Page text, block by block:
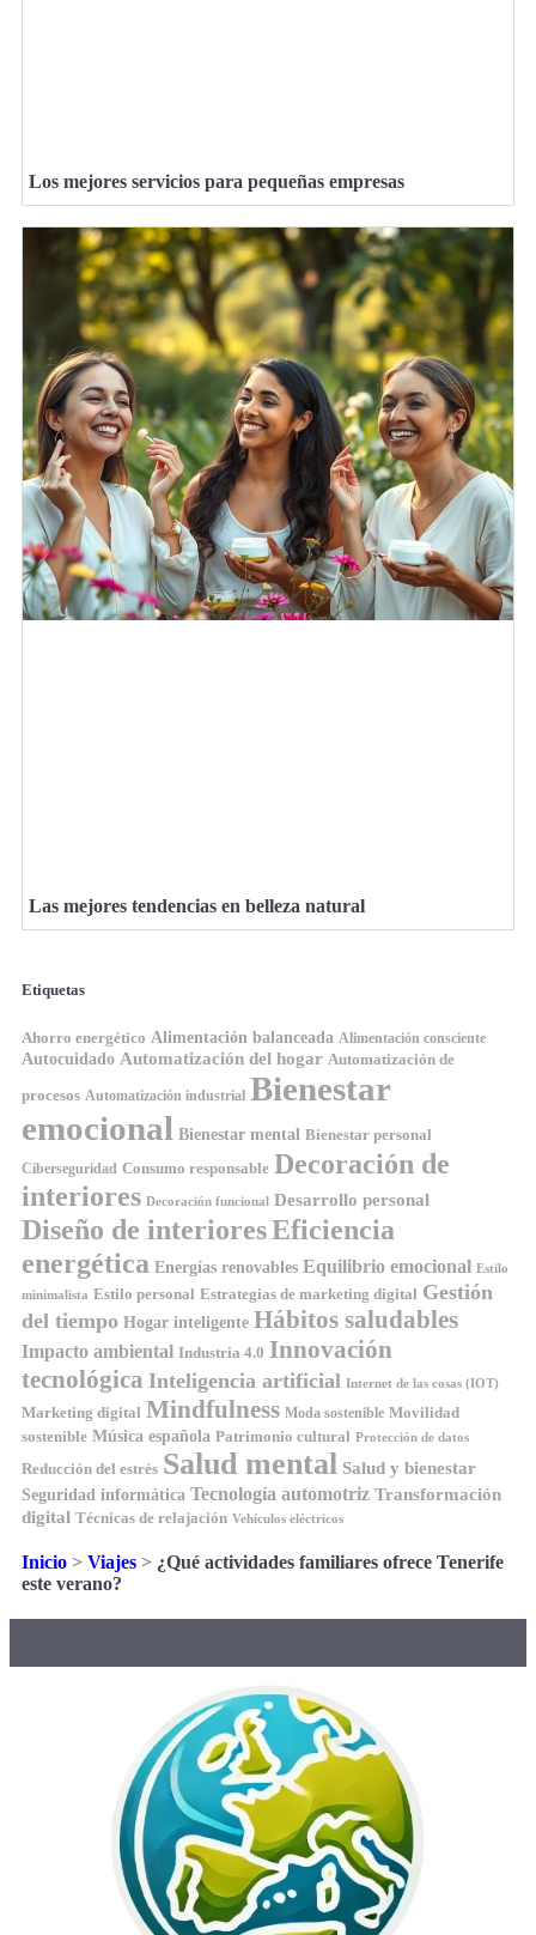
Los mejores servicios para pequeñas empresas
Las mejores tendencias en belleza natural
Etiquetas
Ahorro energético Alimentación balanceada Alimentación consciente
Autocuidado Automatización del hogar Automatización de
procesos Automatización industrial Bienestar
emocional Bienestar mental Bienestar personal
Ciberseguridad Consumo responsable Decoración de
interiores Decoración funcional Desarrollo personal
Diseño de interioresEficiencia
energética Energías renovables Equilibrio emocional Estilo
minimalista Estilo personal Estrategias de marketing digital Gestión
del tiempo Hogar inteligente Hábitos saludables
Impacto ambiental Industria 4.0 Innovación
tecnológica Inteligencia artificial Internet de las cosas (IOT)
Marketing digital Mindfulness Moda sostenible Movilidad
sostenible Música española Patrimonio cultural Protección de datos
Reducción del estrés Salud mental Salud y bienestar
Seguridad informática Tecnología automotriz Transformación
digital Técnicas de relajación Vehículos eléctricos
Inicio > Viajes > ¿Qué actividades familiares ofrece Tenerife
este verano?